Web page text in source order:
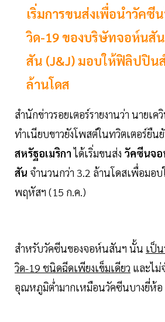
เริ่มการขนส่งเพื่อนำวัคซี
วิด-19 ของบริษัทจอห์นสั
สัน (J&J) มอบให้ฟิลิปปิน
ล้านโดส
สำนักข่าวรอยเตอร์รายงานว่า นายเ
ทำเนียบขาวยังโพสต์ในทวิตเตอร์ยืน
สหรัฐอเมริกาได้เริ่มขนส่ง วัคซีนจ
สัน จำนวนกว่า 3.2 ล้านโดสเพื่อมอบ
พฤหัสฯ (15 ก.ค.)
สำหรับวัคซีนของจอห์นสันฯ นั้น เป็
วิด-19 ชนิดฉีดเพียงเข็มเดียว และไม่
อุณหภูมิต่ำมากเหมือนวัคซีนบางยี่ห้อ